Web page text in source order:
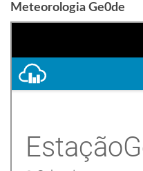
Meteorologia Ge0de